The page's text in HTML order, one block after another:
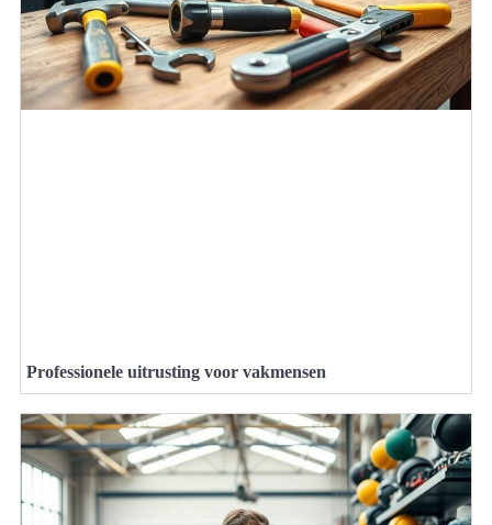
Professionele uitrusting voor vakmensen